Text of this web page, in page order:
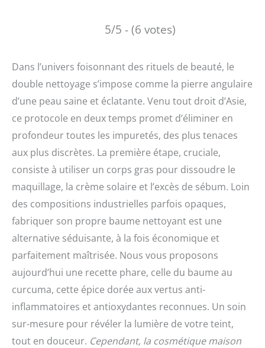
5/5 - (6 votes)
Dans l’univers foisonnant des rituels de beauté, le
double nettoyage s’impose comme la pierre angulaire
d’une peau saine et éclatante. Venu tout droit d’Asie,
ce protocole en deux temps promet d’éliminer en
profondeur toutes les impuretés, des plus tenaces
aux plus discrètes. La première étape, cruciale,
consiste à utiliser un corps gras pour dissoudre le
maquillage, la crème solaire et l’excès de sébum. Loin
des compositions industrielles parfois opaques,
fabriquer son propre baume nettoyant est une
alternative séduisante, à la fois économique et
parfaitement maîtrisée. Nous vous proposons
aujourd’hui une recette phare, celle du baume au
curcuma, cette épice dorée aux vertus anti-
inflammatoires et antioxydantes reconnues. Un soin
sur-mesure pour révéler la lumière de votre teint,
tout en douceur. Cependant, la cosmétique maison